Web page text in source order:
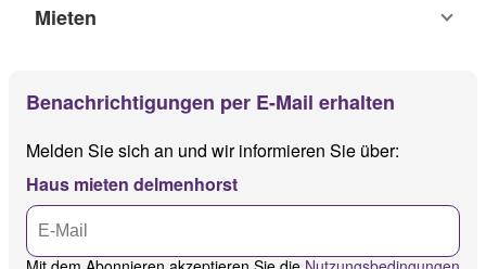
Mieten
Benachrichtigungen per E-Mail erhalten
Melden Sie sich an und wir informieren Sie über:
Haus mieten delmenhorst